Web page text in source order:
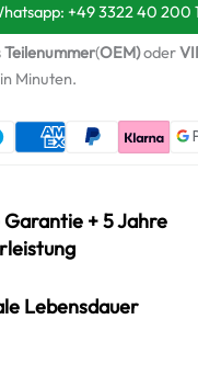
+49 3322 40 200
Teilenummer(OEM)oder
Minuten.
Garantie + 5 Jahre
Lebensdauer